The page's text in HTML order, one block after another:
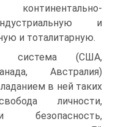
континентально-
и
и тоталитарную.
система (США,
Австралия)
в ней таких
личности,
безопасность,